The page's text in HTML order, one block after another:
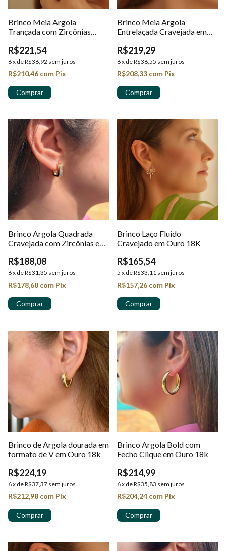
Brinco Meia Argola
Trançada com Zircônias
R$221,54
6x deR$36,92 sem juros
R$210,46 com Pix
Brinco Meia Argola
Entrelaçada Cravejada em
R$219,29
6x deR$36,55 sem juros
R$208,33 com Pix
Brinco Argola Quadrada
Cravejada com Zircônias em
R$188,08
6x deR$31,35 sem juros
R$178,68 com Pix
Brinco Laço Fluido
Cravejado em Ouro 18K
R$165,54
5 x deR$33,11 sem juros
R$157,26 com Pix
Brinco de Argola dourada em
formato de V em Ouro 18k
R$224,19
6x deR$37,37 sem juros
R$212,98 com Pix
Brinco Argola Bold com
Fecho Clique em Ouro 18k
R$214,99
6x deR$35,83 sem juros
R$204,24 com Pix